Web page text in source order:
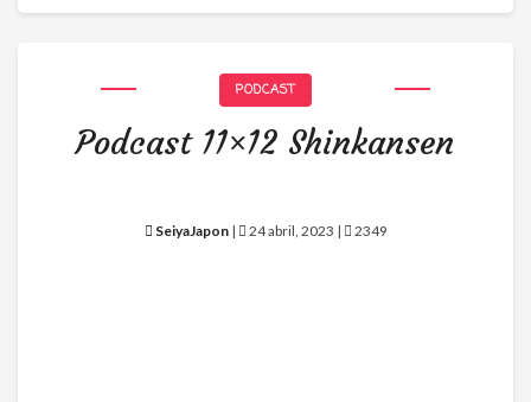
PODCAST
Podcast 11×12 Shinkansen
SeiyaJapon| 24 abril, 2023 | 2349